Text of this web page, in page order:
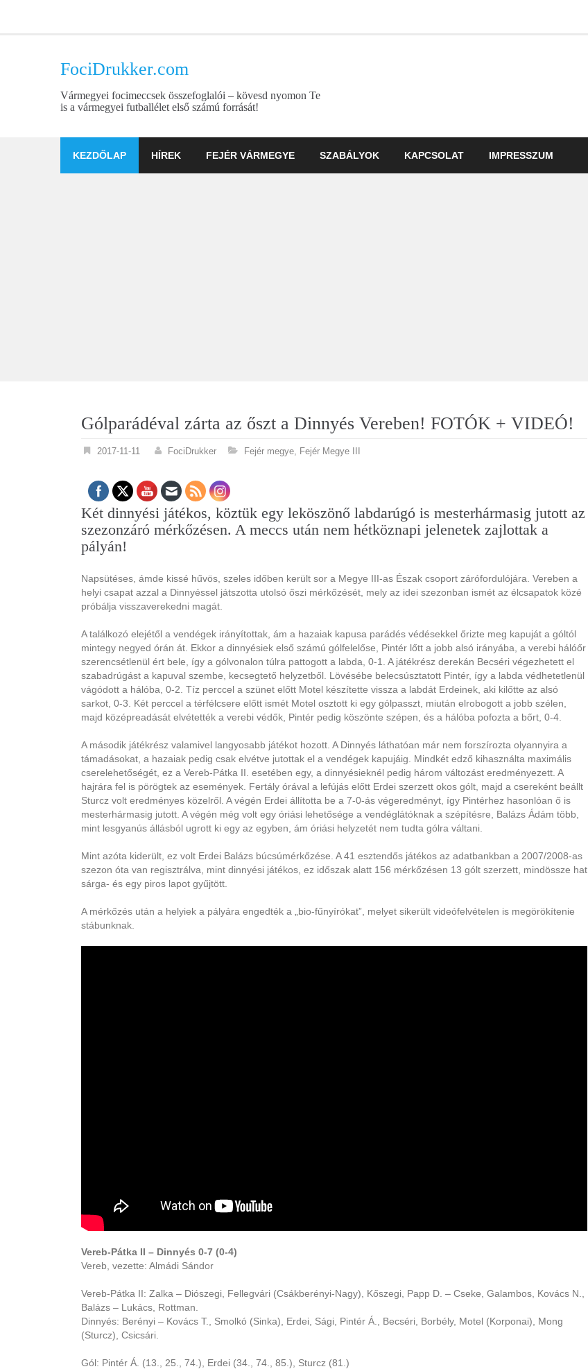
FociDrukker.com
Vármegyei focimeccsek összefoglalói – kövesd nyomon Te
is a vármegyei futballélet első számú forrását!
KEZDŐLAP HÍREK FEJÉR VÁRMEGYE SZABÁLYOK KAPCSOLAT IMPRESSZUM
Gólparádéval zárta az őszt a Dinnyés Vereben! FOTÓK + VIDEÓ!
2017-11-11 FociDrukker Fejér megye, Fejér Megye III
Két dinnyési játékos, köztük egy leköszönő labdarúgó is mesterhármasig jutott az
szezonzáró mérkőzésen. A meccs után nem hétköznapi jelenetek zajlottak a
pályán!
Napsütéses, ámde kissé hűvös, szeles időben került sor a Megye III-as Észak csoport zárófordulójára. Vereben a
helyi csapat azzal a Dinnyéssel játszotta utolsó őszi mérkőzését, mely az idei szezonban ismét az élcsapatok közé
próbálja visszaverekedni magát.
A találkozó elejétől a vendégek irányítottak, ám a hazaiak kapusa parádés védésekkel őrizte meg kapuját a góltól
mintegy negyed órán át. Ekkor a dinnyésiek első számú gólfelelőse, Pintér lőtt a jobb alsó irányába, a verebi hálóőr
szerencsétlenül ért bele, így a gólvonalon túlra pattogott a labda, 0-1. A játékrész derekán Becséri végezhetett el
szabadrúgást a kapuval szembe, kecsegtető helyzetből. Lövésébe belecsúsztatott Pintér, így a labda védhetetlenül
vágódott a hálóba, 0-2. Tíz perccel a szünet előtt Motel készítette vissza a labdát Erdeinek, aki kilőtte az alsó
sarkot, 0-3. Két perccel a térfélcsere előtt ismét Motel osztott ki egy gólpasszt, miután elrobogott a jobb szélen,
majd középreadását elvétették a verebi védők, Pintér pedig köszönte szépen, és a hálóba pofozta a bőrt, 0-4.
A második játékrész valamivel langyosabb játékot hozott. A Dinnyés láthatóan már nem forszírozta olyannyira a
támadásokat, a hazaiak pedig csak elvétve jutottak el a vendégek kapujáig. Mindkét edző kihasználta maximális
cserelehetőségét, ez a Vereb-Pátka II. esetében egy, a dinnyésieknél pedig három változást eredményezett. A
hajrára fel is pörögtek az események. Fertály órával a lefújás előtt Erdei szerzett okos gólt, majd a csereként beállt
Sturcz volt eredményes közelről. A végén Erdei állította be a 7-0-ás végeredményt, így Pintérhez hasonlóan ő is
mesterhármasig jutott. A végén még volt egy óriási lehetősége a vendéglátóknak a szépítésre, Balázs Ádám több,
mint lesgyanús állásból ugrott ki egy az egyben, ám óriási helyzetét nem tudta gólra váltani.
Mint azóta kiderült, ez volt Erdei Balázs búcsúmérkőzése. A 41 esztendős játékos az adatbankban a 2007/2008-as
szezon óta van regisztrálva, mint dinnyési játékos, ez időszak alatt 156 mérkőzésen 13 gólt szerzett, mindössze hat
sárga- és egy piros lapot gyűjtött.
A mérkőzés után a helyiek a pályára engedték a „bio-fűnyírókat”, melyet sikerült videófelvételen is megörökítenie
stábunknak.
Vereb-Pátka II – Dinnyés 0-7 (0-4)
Vereb, vezette: Almádi Sándor
Vereb-Pátka II: Zalka – Diószegi, Fellegvári (Csákberényi-Nagy), Kőszegi, Papp D. – Cseke, Galambos, Kovács N.,
Balázs – Lukács, Rottman.
Dinnyés: Berényi – Kovács T., Smolkó (Sinka), Erdei, Sági, Pintér Á., Becséri, Borbély, Motel (Korponai), Mong
(Sturcz), Csicsári.
Gól: Pintér Á. (13., 25., 74.), Erdei (34., 74., 85.), Sturcz (81.)